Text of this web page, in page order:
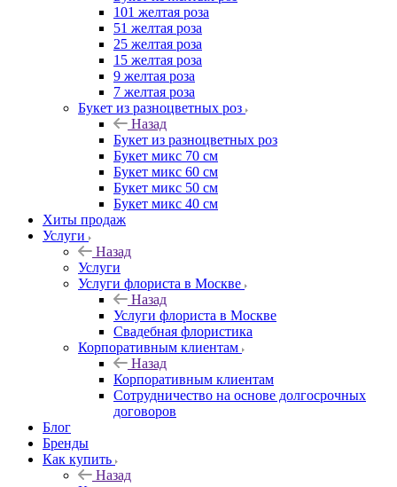
101 желтая роза
51 желтая роза
25 желтая роза
15 желтая роза
9 желтая роза
7 желтая роза
Букет из разноцветных роз
Назад
Букет из разноцветных роз
Букет микс 70 см
Букет микс 60 см
Букет микс 50 см
Букет микс 40 см
Хиты продаж
Услуги
Назад
Услуги
Услуги флориста в Москве
Назад
Услуги флориста в Москве
Свадебная флористика
Корпоративным клиентам
Назад
Корпоративным клиентам
Сотрудничество на основе долгосрочных
договоров
Блог
Бренды
Как купить
Назад